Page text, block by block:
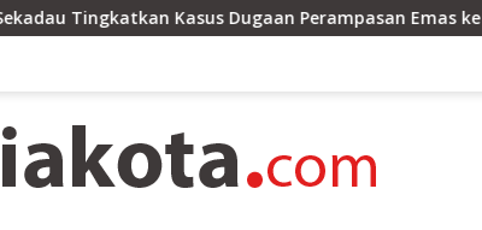
Kasus Dugaan Perampasan Emas ke Tahap Penyidikan